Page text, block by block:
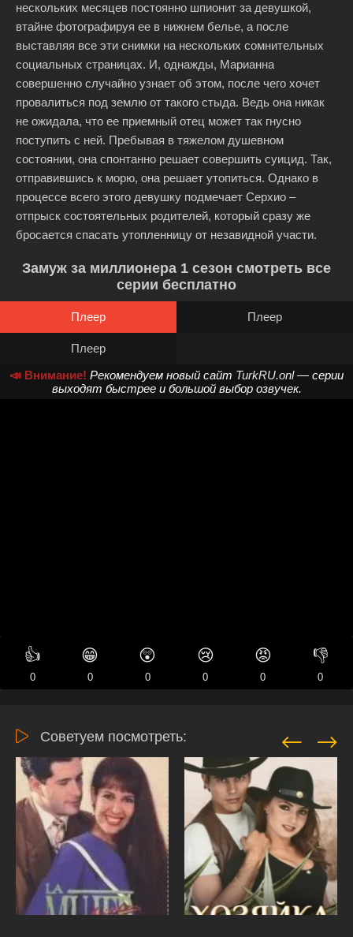
нескольких месяцев постоянно шпионит за девушкой,
втайне фотографируя ее в нижнем белье, а после
выставляя все эти снимки на нескольких сомнительных
социальных страницах. И, однажды, Марианна
совершенно случайно узнает об этом, после чего хочет
провалиться под землю от такого стыда. Ведь она никак
не ожидала, что ее приемный отец может так гнусно
поступить с ней. Пребывая в тяжелом душевном
состоянии, она спонтанно решает совершить суицид. Так,
отправившись к морю, она решает утопиться. Однако в
процессе всего этого девушку подмечает Серхио –
отпрыск состоятельных родителей, который сразу же
бросается спасать утопленницу от незавидной участи.
Замуж за миллионера 1 сезон смотреть все
серии бесплатно
Плеер Плеер
Плеер
📣 Внимание! Рекомендуем новый сайт TurkRU.onl— серии
выходят быстрее и большой выбор озвучек.
👍
0
😁
0
😲
0
😢
0
😡
0
👎
0
Советуем посмотреть: